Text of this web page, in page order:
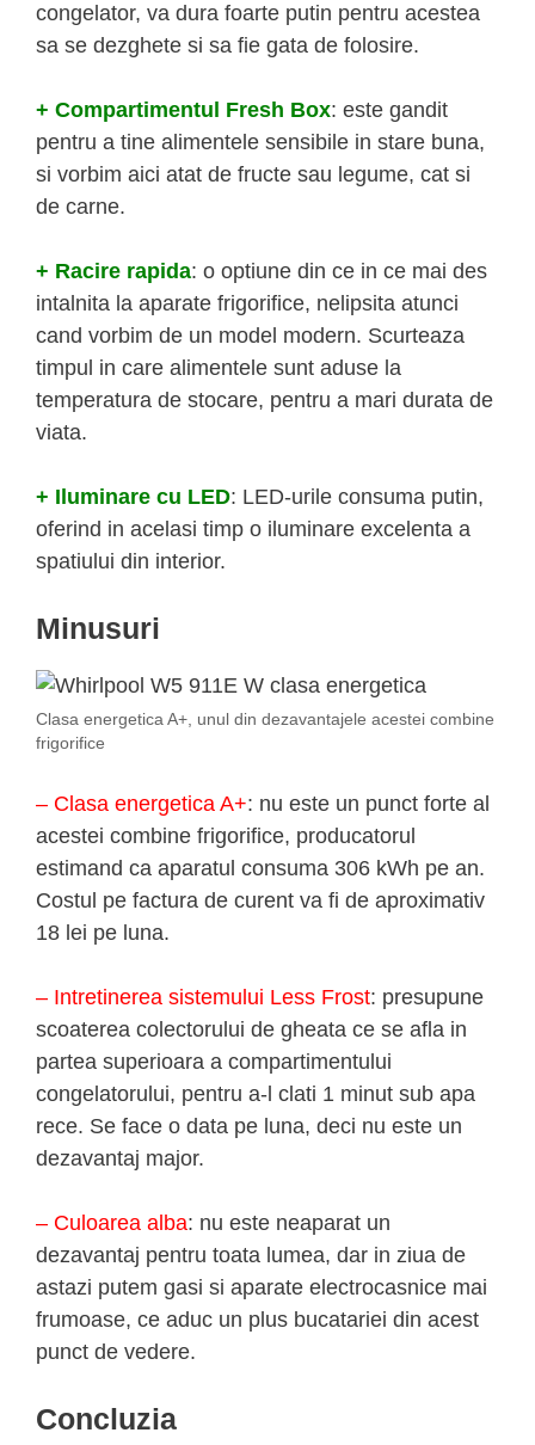
congelator, va dura foarte putin pentru acestea
sa se dezghete si sa fie gata de folosire.
+ Compartimentul Fresh Box: este gandit
pentru a tine alimentele sensibile in stare buna,
si vorbim aici atat de fructe sau legume, cat si
de carne.
+ Racire rapida: o optiune din ce in ce mai des
intalnita la aparate frigorifice, nelipsita atunci
cand vorbim de un model modern. Scurteaza
timpul in care alimentele sunt aduse la
temperatura de stocare, pentru a mari durata de
viata.
+ Iluminare cu LED: LED-urile consuma putin,
oferind in acelasi timp o iluminare excelenta a
spatiului din interior.
Minusuri
Clasa energetica A+, unul din dezavantajele acestei combine
frigorifice
– Clasa energetica A+: nu este un punct forte al
acestei combine frigorifice, producatorul
estimand ca aparatul consuma 306 kWh pe an.
Costul pe factura de curent va fi de aproximativ
18 lei pe luna.
– Intretinerea sistemului Less Frost: presupune
scoaterea colectorului de gheata ce se afla in
partea superioara a compartimentului
congelatorului, pentru a-l clati 1 minut sub apa
rece. Se face o data pe luna, deci nu este un
dezavantaj major.
– Culoarea alba: nu este neaparat un
dezavantaj pentru toata lumea, dar in ziua de
astazi putem gasi si aparate electrocasnice mai
frumoase, ce aduc un plus bucatariei din acest
punct de vedere.
Concluzia